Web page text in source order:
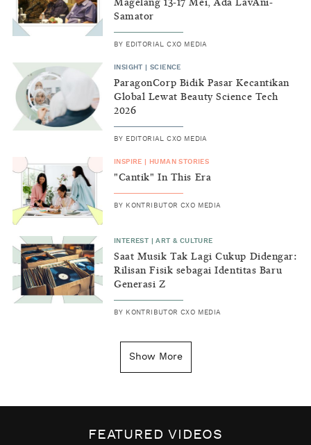
Magelang 13-17 Mei, Ada LavAni-
Samator
BY EDITORIAL CXO MEDIA
INSIGHT |SCIENCE
ParagonCorp Bidik Pasar Kecantikan
Global Lewat Beauty Science Tech
2026
BY EDITORIAL CXO MEDIA
INSPIRE HUMAN STORIES
"Cantik" In This Era
BY KONTRIBUTOR CXO MEDIA
INTEREST |ART & CULTURE
Saat Musik Tak Lagi Cukup Didengar:
Rilisan Fisik sebagai Identitas Baru
Generasi Z
BY KONTRIBUTOR CXO MEDIA
Kenapa Tahun Baru Ditandai pada
Biaya Tersembunyi dari Insecurity
Show More
FEATURED VIDEOS